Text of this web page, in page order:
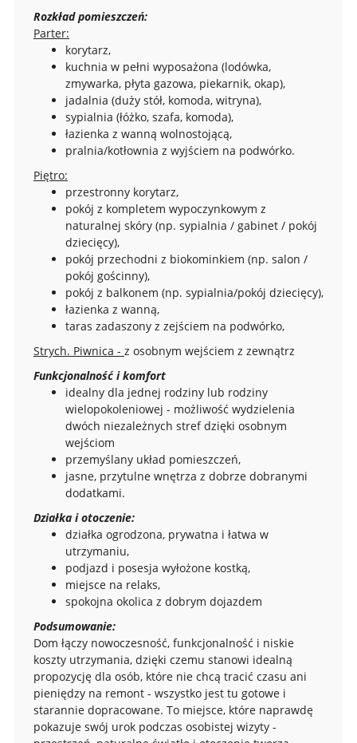
Rozkład pomieszczeń:
Parter:
korytarz,
kuchnia w pełni wyposażona (lodówka,
zmywarka, płyta gazowa, piekarnik, okap),
jadalnia (duży stół, komoda, witryna),
sypialnia (łóżko, szafa, komoda),
łazienka z wanną wolnostojącą,
pralnia/kotłownia z wyjściem na podwórko.
Piętro:
przestronny korytarz,
pokój z kompletem wypoczynkowym z
naturalnej skóry (np. sypialnia / gabinet / pokój
dziecięcy),
pokój przechodni z biokominkiem (np. salon /
pokój gościnny),
pokój z balkonem (np. sypialnia/pokój dziecięcy),
łazienka z wanną,
taras zadaszony z zejściem na podwórko,
Strych. Piwnica - z osobnym wejściem z zewnątrz
Funkcjonalność i komfort
idealny dla jednej rodziny lub rodziny
wielopokoleniowej - możliwość wydzielenia
dwóch niezależnych stref dzięki osobnym
wejściom
przemyślany układ pomieszczeń,
jasne, przytulne wnętrza z dobrze dobranymi
dodatkami.
Działka i otoczenie:
działka ogrodzona, prywatna i łatwa w
utrzymaniu,
podjazd i posesja wyłożone kostką,
miejsce na relaks,
spokojna okolica z dobrym dojazdem
Podsumowanie:
Dom łączy nowoczesność, funkcjonalność i niskie
koszty utrzymania, dzięki czemu stanowi idealną
propozycję dla osób, które nie chcą tracić czasu ani
pieniędzy na remont - wszystko jest tu gotowe i
starannie dopracowane. To miejsce, które naprawdę
pokazuje swój urok podczas osobistej wizyty -